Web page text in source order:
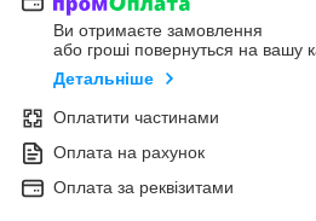
Ви отримаєте замовлення
або гроші повернуться на вашу
Детальніше
Оплатити частинами
Оплата на рахунок
Оплата за реквізитами